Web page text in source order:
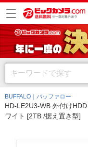
BUFFALO｜バッファロー
HD-LE2U3-WB 外付け
ワイト [2TB /据え置き型]